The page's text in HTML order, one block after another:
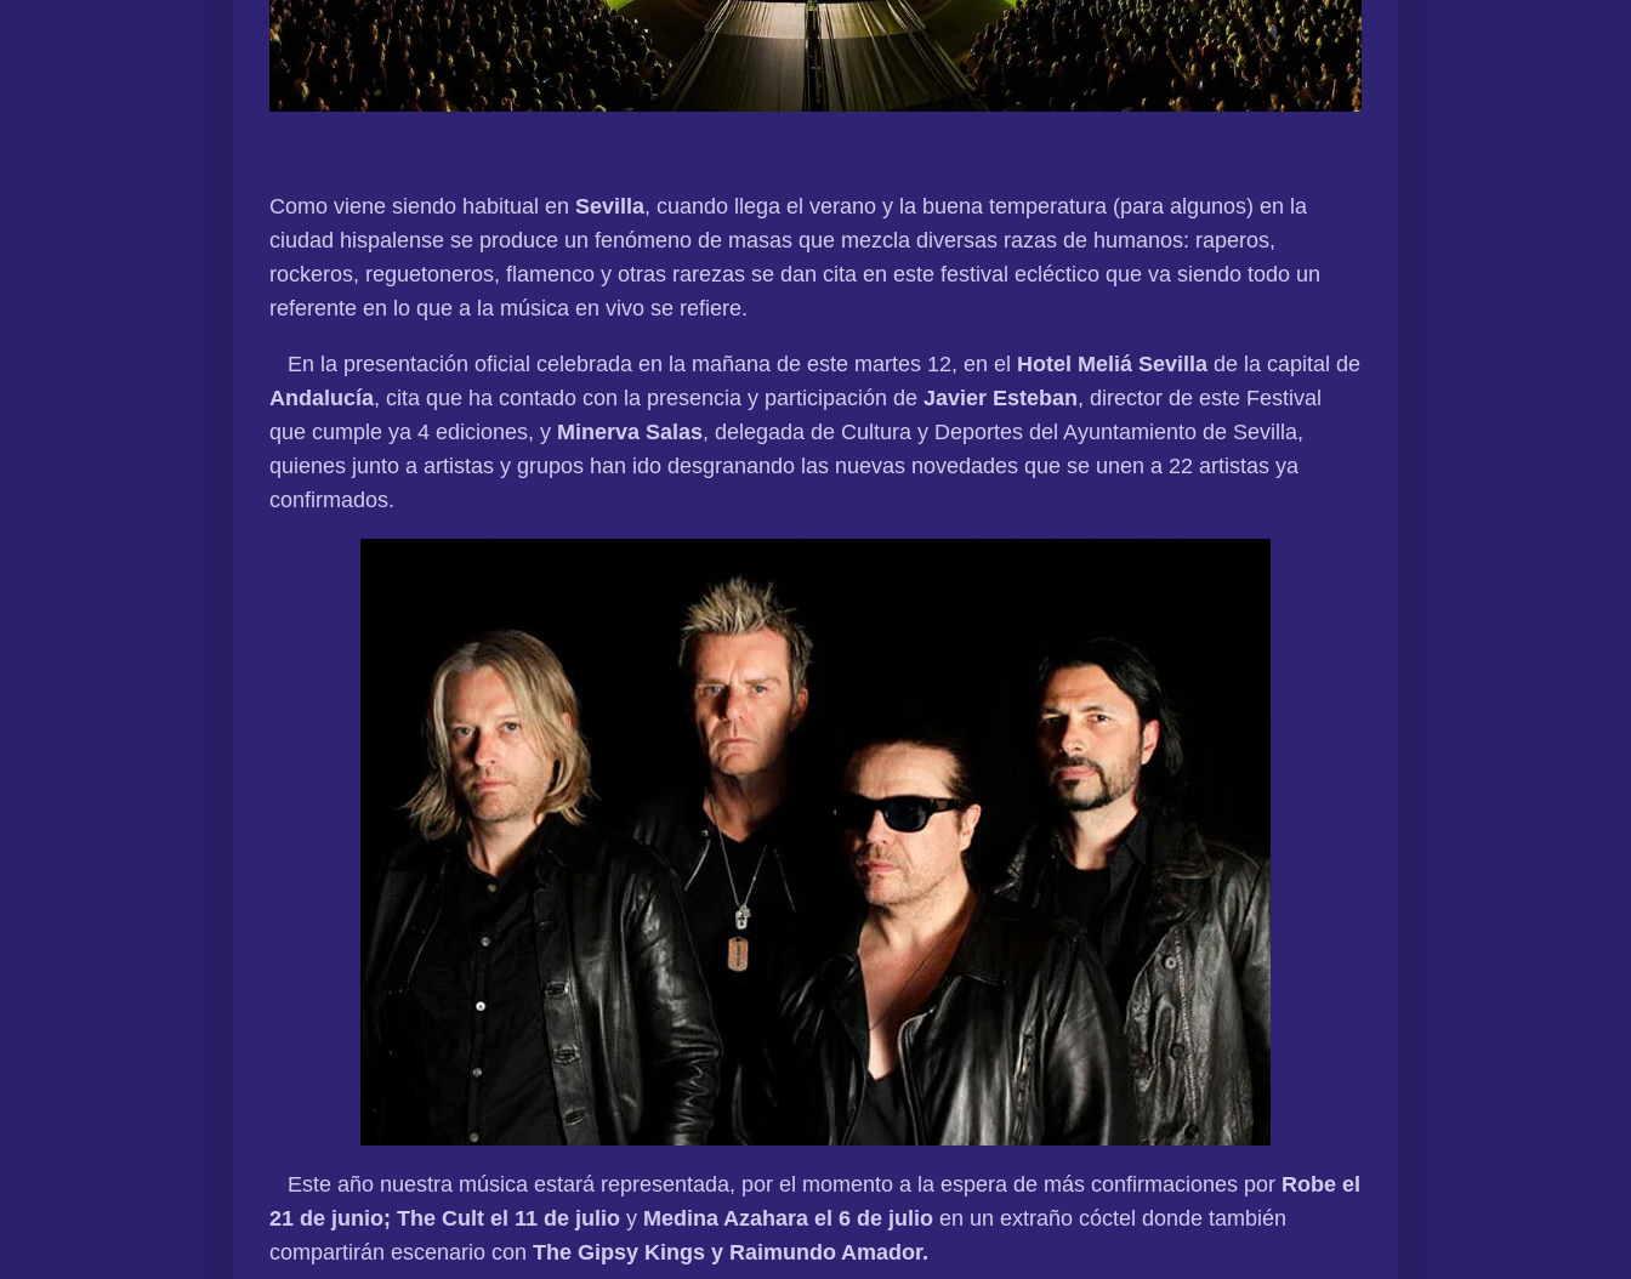
Como viene siendo habitual en Sevilla, cuando llega el verano y la buena temperatura (para algunos) en la
ciudad hispalense se produce un fenómeno de masas que mezcla diversas razas de humanos: raperos,
rockeros, reguetoneros, flamenco y otras rarezas se dan cita en este festival ecléctico que va siendo todo un
referente en lo que a la música en vivo se refiere.
En la presentación oficial celebrada en la mañana de este martes 12, en el Hotel Meliá Sevilla de la capital de
Andalucía, cita que ha contado con la presencia y participación de Javier Esteban, director de este Festival
que cumple ya 4 ediciones, y Minerva Salas, delegada de Cultura y Deportes del Ayuntamiento de Sevilla,
quienes junto a artistas y grupos han ido desgranando las nuevas novedades que se unen a 22 artistas ya
confirmados.
Este año nuestra música estará representada, por el momento a la espera de más confirmaciones por Robe el
21 de junio; The Cult el 11 de julio y Medina Azahara el 6 de julio en un extraño cóctel donde también
compartirán escenario con The Gipsy Kings y Raimundo Amador.